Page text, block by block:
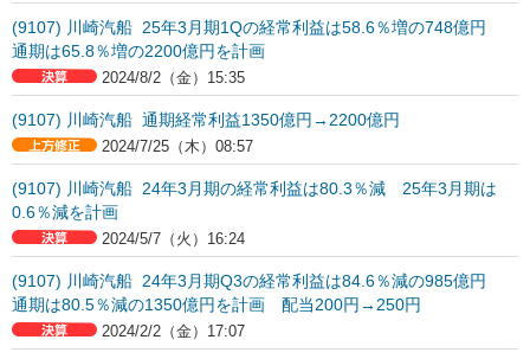
(9107) 川崎汽船 25年3月期1Qの経常利益は58.6％増の748億円
通期は65.8％増の2200億円を計画
2024/8/2（金）15:35
(9107) 川崎汽船 通期経常利益1350億円→2200億円
2024/7/25（木）08:57
(9107) 川崎汽船 24年3月期の経常利益は80.3％減 25年3月期は
0.6％減を計画
2024/5/7（火）16:24
(9107) 川崎汽船 24年3月期Q3の経常利益は84.6％減の985億円
通期は80.5％減の1350億円を計画 配当200円→250円
2024/2/2（金）17:07